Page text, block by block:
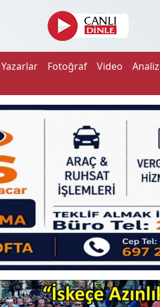
Yazarlar Fotoğraf Video Analiz